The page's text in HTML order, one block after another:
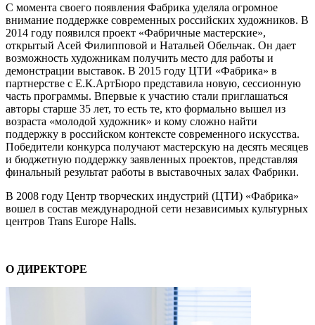
С момента своего появления Фабрика уделяла огромное
внимание поддержке современных российских художников. В
2014 году появился проект «Фабричные мастерские»,
открытый Асей Филипповой и Натальей Обельчак. Он дает
возможность художникам получить место для работы и
демонстрации выставок. В 2015 году ЦТИ «Фабрика» в
партнерстве с Е.К.АртБюро представила новую, сессионную
часть программы. Впервые к участию стали приглашаться
авторы старше 35 лет, то есть те, кто формально вышел из
возраста «молодой художник» и кому сложно найти
поддержку в российском контексте современного искусства.
Победители конкурса получают мастерскую на десять месяцев
и бюджетную поддержку заявленных проектов, представляя
финальный результат работы в выставочных залах Фабрики.
В 2008 году Центр творческих индустрий (ЦТИ) «Фабрика»
вошел в состав международной сети независимых культурных
центров Trans Europe Halls.
О ДИРЕКТОРЕ